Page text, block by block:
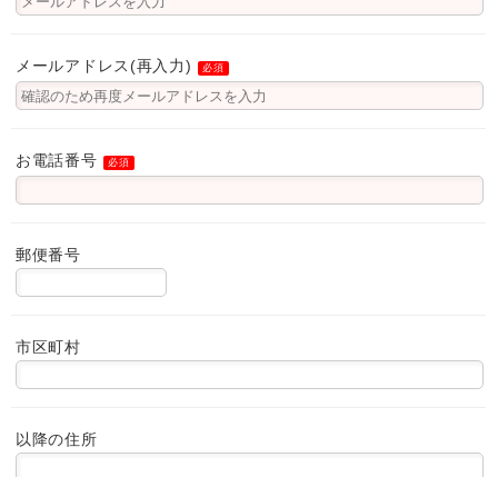
メールアドレス(再入力)
お電話番号
郵便番号
市区町村
以降の住所